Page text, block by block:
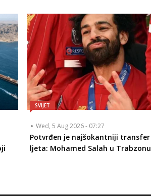
SVIJET
Wed, 5 Aug 2026 - 07:27
Potvrđen je najšokantniji transfer
ljeta: Mohamed Salah u